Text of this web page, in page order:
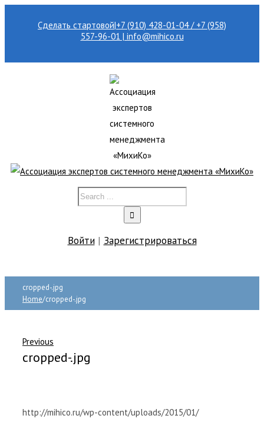
Сделать стартовой|+7 (910) 428-01-04 / +7 (958)
557-96-01 | info@mihico.ru
Войти| Зарегистрироваться
cropped-.jpg
Home/cropped-.jpg
Previous
cropped-.jpg
http://mihico.ru/wp-content/uploads/2015/01/